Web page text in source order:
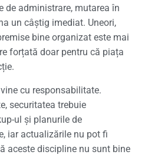
de administrare, mutarea în
un câștig imediat. Uneori,
bine organizat este mai
forțată doar pentru că piața
cu responsabilitate.
securitatea trebuie
ul și planurile de
iar actualizările nu pot fi
aceste discipline nu sunt bine